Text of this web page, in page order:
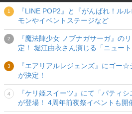
『LINE POP2』と『がんばれ！ル
モンやイベントステージなど
『魔法陣少女 ノブナガサーガ』の
定！ 堀江由衣さん演じる「ニュー
『エアリアルレジェンズ』にゴー
が決定！
『ケリ姫スイーツ』にて「パティ
が登場！ 4周年前夜祭イベントも開